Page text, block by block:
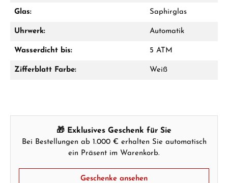
Geschenk im Warenkorb.
Hersteller- & Produktsicherheit
Glas: Saphirglas
Uhrwerk: Automatik
Wasserdicht bis: 5 ATM
Zifferblatt Farbe: Weiß
🎁 Exklusives Geschenk für Sie
Bei Bestellungen ab 1.000 € erhalten Sie automatisch
ein Präsent im Warenkorb.
Geschenke ansehen